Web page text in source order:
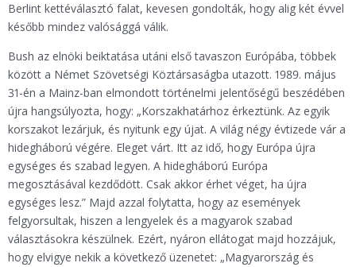
Berlint kettéválasztó falat, kevesen gondolták, hogy alig két évvel
később mindez valósággá válik.
Bush az elnöki beiktatása utáni első tavaszon Európába, többek
között a Német Szövetségi Köztársaságba utazott. 1989. május
31-én a Mainz-ban elmondott történelmi jelentőségű beszédében
újra hangsúlyozta, hogy: „Korszakhatárhoz érkeztünk. Az egyik
korszakot lezárjuk, és nyitunk egy újat. A világ négy évtizede vár a
hidegháború végére. Eleget várt. Itt az idő, hogy Európa újra
egységes és szabad legyen. A hidegháború Európa
megosztásával kezdődött. Csak akkor érhet véget, ha újra
egységes lesz.” Majd azzal folytatta, hogy az események
felgyorsultak, hiszen a lengyelek és a magyarok szabad
választásokra készülnek. Ezért, nyáron ellátogat majd hozzájuk,
hogy elvigye nekik a következő üzenetet: „Magyarország és